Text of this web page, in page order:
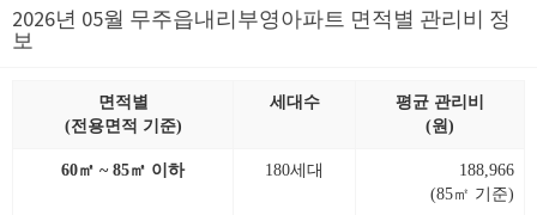
2026년 05월 무주읍내리부영아파트 면적별 관리비 정
보
면적별
(전용면적 기준)
세대수
평균 관리비
(원)
60㎡ ~ 85㎡ 이하 180세대
188,966
(85㎡ 기준)